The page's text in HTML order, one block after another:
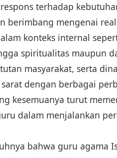
terhadap
berimbang mengenai
konteks internal
spiritualitas maupun
masyarakat, serta
dengan berbagai
kesemuanya turut
dalam menjalankan
bahwa guru agama